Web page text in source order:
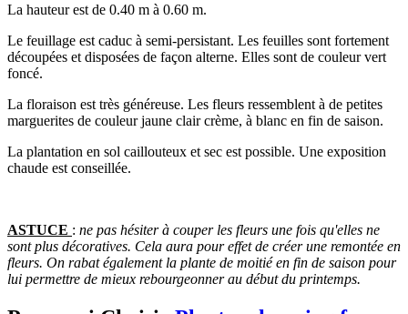
La hauteur est de 0.40 m à 0.60 m.
Le feuillage est caduc à semi-persistant. Les feuilles sont fortement
découpées et disposées de façon alterne. Elles sont de couleur vert
foncé.
La floraison est très généreuse. Les fleurs ressemblent à de petites
marguerites de couleur jaune clair crème, à blanc en fin de saison.
La plantation en sol caillouteux et sec est possible. Une exposition
chaude est conseillée.
ASTUCE : ne pas hésiter à couper les fleurs une fois qu'elles ne
sont plus décoratives. Cela aura pour effet de créer une remontée en
fleurs. On rabat également la plante de moitié en fin de saison pour
lui permettre de mieux rebourgeonner au début du printemps.